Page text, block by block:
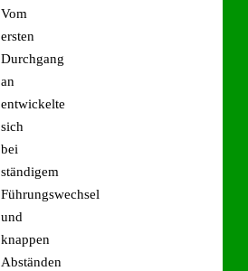
Vom
ersten
Durchgang
an
entwickelte
sich
bei
ständigem
Führungswechsel
und
knappen
Abständen